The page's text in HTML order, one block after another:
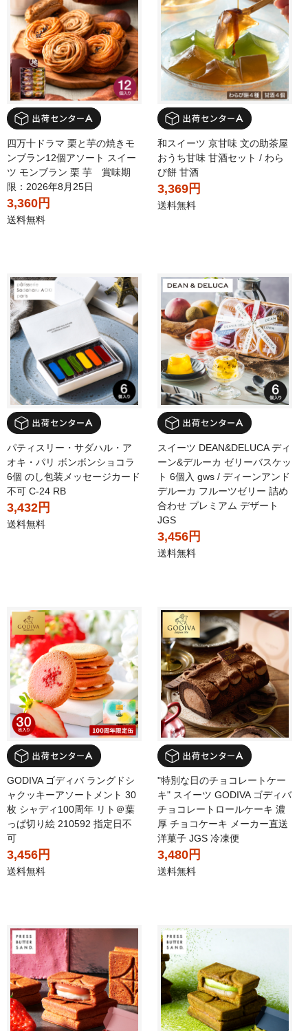
四万十ドラマ 栗と芋の焼きモ
ンブラン12個アソート スイー
ツ モンブラン 栗 芋 賞味期
限：2026年8月25日
3,360円
送料無料
和スイーツ 京甘味 文の助茶屋
おうち甘味 甘酒セット / わら
び餅 甘酒
3,369円
送料無料
パティスリー・サダハル・ア
オキ・パリ ボンボンショコラ
6個 のし包装メッセージカード
不可 C-24 RB
3,432円
送料無料
スイーツ DEAN&DELUCA ディ
ーン&デルーカ ゼリーバスケッ
ト 6個入 gws / ディーンアンド
デルーカ フルーツゼリー 詰め
合わせ プレミアム デザート
JGS
3,456円
送料無料
GODIVA ゴディバ ラングドシ
ャクッキーアソートメント 30
枚 シャディ100周年 リト＠葉
っぱ切り絵 210592 指定日不
可
3,456円
送料無料
"特別な日のチョコレートケー
キ" スイーツ GODIVA ゴディバ
チョコレートロールケーキ 濃
厚 チョコケーキ メーカー直送
洋菓子 JGS 冷凍便
3,480円
送料無料